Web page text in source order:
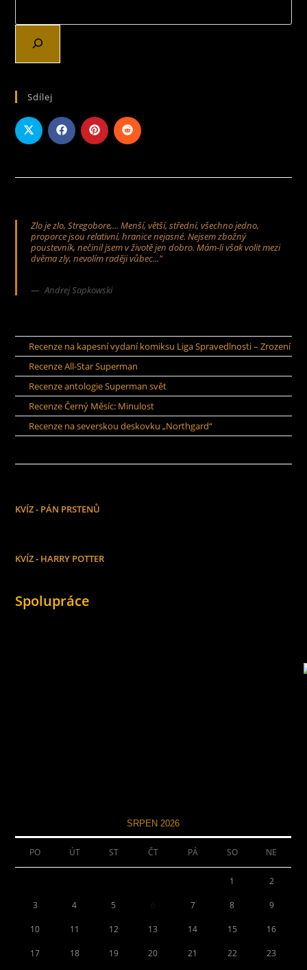
Sdílej
Zlo je zlo, Stregobore,... Menší, větší, střední, všechno jedno,
proporce jsou relativní, hranice nejasné. Nejsem zbožný
poustevník, nečinil jsem v životě jen dobro. Mám-li však volit mezi
dvěma zly, nevolím raději vůbec..."
Andrej Sapkowski
Recenze na kapesní vydaní komiksu Liga Spravedlnosti – Zrození
Recenze All-Star Superman
Recenze antologie Superman svět
Recenze Černý Měsíc: Minulost
Recenze na severskou deskovku „Northgard“
KVÍZ - PÁN PRSTENŮ
KVÍZ - HARRY POTTER
Spolupráce
SRPEN 2026
PO ÚT ST ČT PÁ SO NE
1 2
3 4 5 7 8 9
10 11 12 13 14 15 16
17 18 19 20 21 22 23